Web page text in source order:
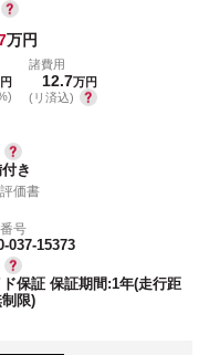
万円
諸費用
12.7万円
(リ済込)
き
価書
号
037-15373
ド保証 保証期間:1年(走行距
限)